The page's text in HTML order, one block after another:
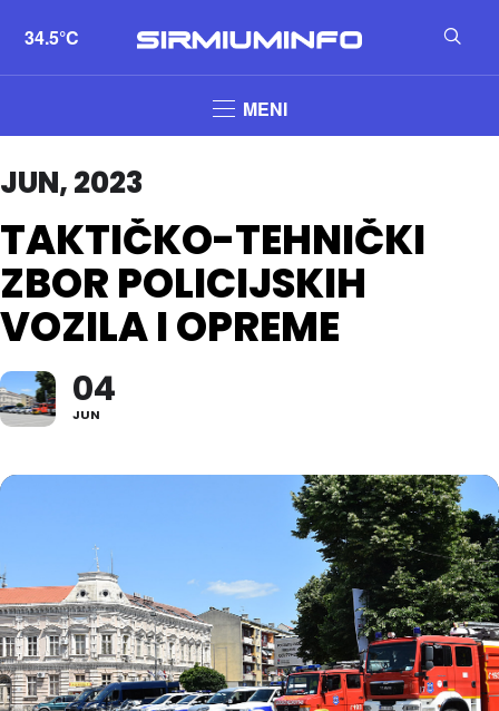
34.5°C
MENI
JUN, 2023
TAKTIČKO-TEHNIČKI
ZBOR POLICIJSKIH
VOZILA I OPREME
04
JUN